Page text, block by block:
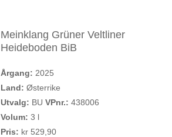
Meinklang Grüner Veltliner
Heideboden BiB
Årgang: 2025
Land: Østerrike
Utvalg: BU VPnr.: 438006
Volum: 3 l
Pris: kr 529,90